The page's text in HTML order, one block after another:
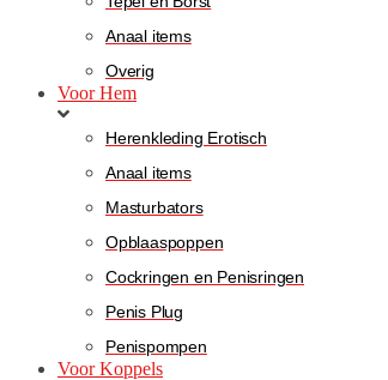
Anaal items
Overig
Voor Hem
Herenkleding Erotisch
Anaal items
Masturbators
Opblaaspoppen
Cockringen en Penisringen
Penis Plug
Penispompen
Voor Koppels